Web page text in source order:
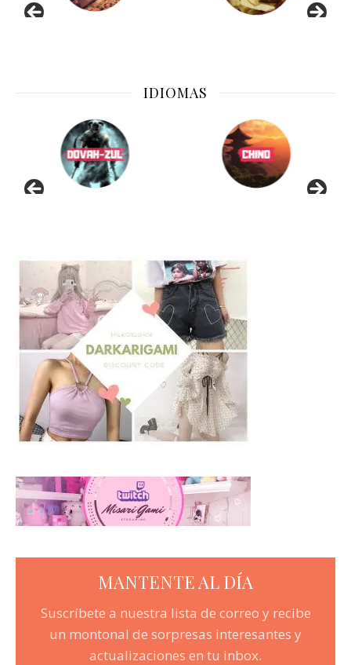
IDIOMAS
MANTENTE AL DÍA
Suscríbete a nuestra lista de correo y recibe
un montonal de sorpresas interesantes y
actualizaciones en tu inbox.